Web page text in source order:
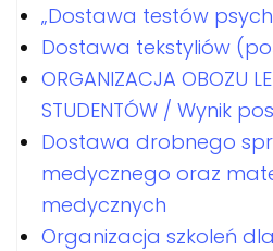
„Dostawa testów
Dostawa tekstyliów
ORGANIZACJA OBOZU
STUDENTÓW / Wynik
Dostawa drobnego
medycznego oraz
medycznych
Organizacja szkoleń